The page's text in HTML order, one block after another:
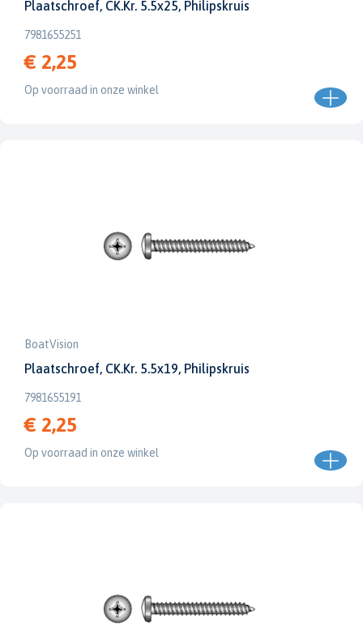
Plaatschroef, CK.Kr. 5.5x25, Philipskruis
7981655251
€ 2,25
Op voorraad in onze winkel
BoatVision
Plaatschroef, CK.Kr. 5.5x19, Philipskruis
7981655191
€ 2,25
Op voorraad in onze winkel